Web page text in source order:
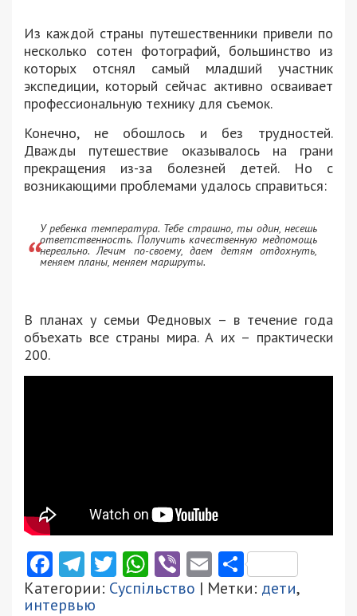
Из каждой страны путешественники привели по
несколько сотен фотографий, большинство из
которых отснял самый младший участник
экспедиции, который сейчас активно осваивает
профессиональную технику для съемок.
Конечно, не обошлось и без трудностей.
Дважды путешествие оказывалось на грани
прекращения из-за болезней детей. Но с
возникающими проблемами удалось справиться:
У ребенка температура. Тебе страшно, ты один, несешь
ответственность. Получить качественную медпомощь
нереально. Лечим по-своему, даем детям отдохнуть,
меняем планы, меняем маршруты.
В планах у семьи Федновых – в течение года
объехать все страны мира. А их – практически
200.
Facebook
Telegram
Twitter
WhatsApp
ViberEmail
Категории: Суспільство | Метки: дети,
интервью